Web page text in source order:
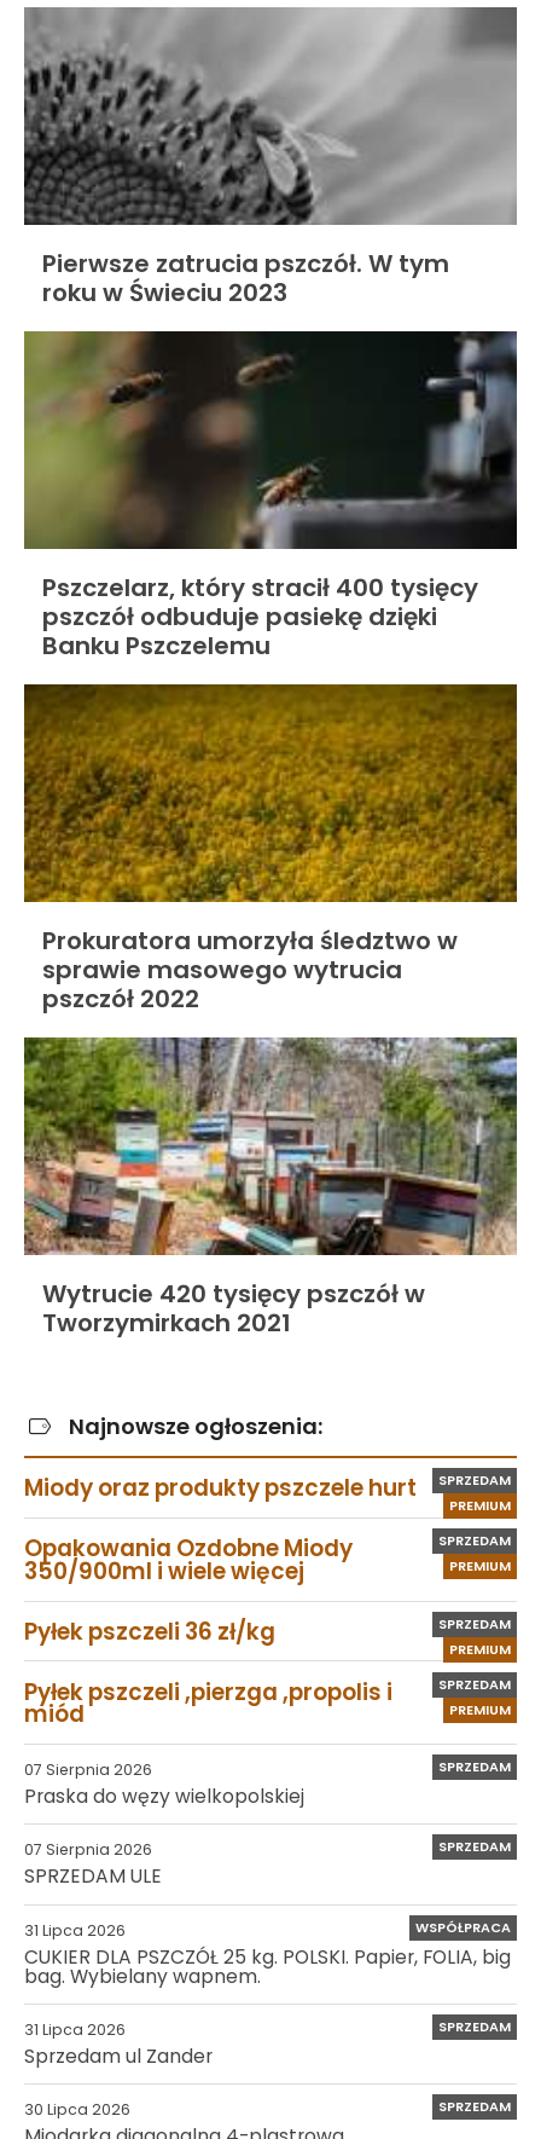
Pierwsze zatrucia pszczół. W tym
roku w Świeciu 2023
Pszczelarz, który stracił 400 tysięcy
pszczół odbuduje pasiekę dzięki
Banku Pszczelemu
Prokuratora umorzyła śledztwo w
sprawie masowego wytrucia
pszczół 2022
Wytrucie 420 tysięcy pszczół w
Tworzymirkach 2021
Najnowsze ogłoszenia:
PREMIUM
SPRZEDAM
Miody oraz produkty pszczele hurt
PREMIUM
SPRZEDAM
Opakowania Ozdobne Miody
350/900ml i wiele więcej
PREMIUM
SPRZEDAM
Pyłek pszczeli 36 zł/kg
PREMIUM
SPRZEDAM
Pyłek pszczeli ,pierzga ,propolis i
miód
07 Sierpnia 2026 SPRZEDAM
Praska do węzy wielkopolskiej
07 Sierpnia 2026 SPRZEDAM
SPRZEDAM ULE
31 Lipca 2026 WSPÓŁPRACA
CUKIER DLA PSZCZÓŁ 25 kg. POLSKI. Papier, FOLIA, big
bag. Wybielany wapnem.
31 Lipca 2026 SPRZEDAM
Sprzedam ul Zander
30 Lipca 2026 SPRZEDAM